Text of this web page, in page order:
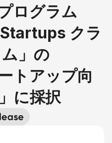
ログラム
クラ
」の
トアップ向
に採択